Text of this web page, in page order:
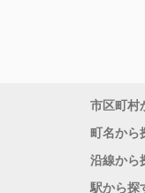
市区町村
町名から
沿線から
駅から探